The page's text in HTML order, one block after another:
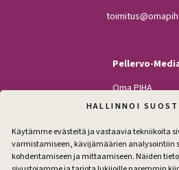
HALLINNOI
Käytämme evästeitä ja vastaavia tekniikoita
varmistamiseen, kävijämäärien analysointiin
kohdentamiseen ja mittaamiseen. Näiden
Pellervo-
Oma PIHA
Kodin Pellervo
Maatilan Pellervo